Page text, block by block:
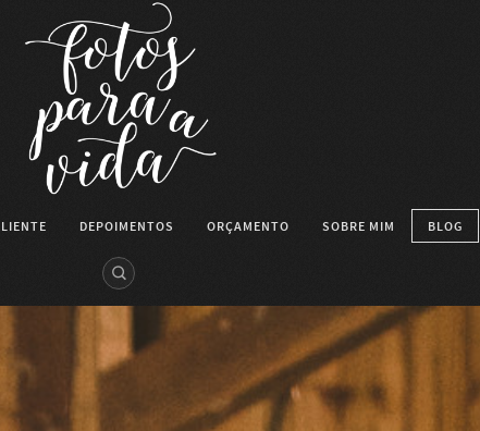
DEPOIMENTOS ORÇAMENTO SOBRE MIM BLOG